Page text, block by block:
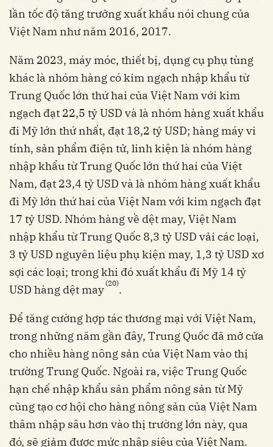
lần tốc độ tăng trưởng xuất khẩu nói chung của
Việt Nam như năm 2016, 2017.
Năm 2023, máy móc, thiết bị, dụng cụ phụ tùng
khác là nhóm hàng có kim ngạch nhập khẩu từ
Trung Quốc lớn thứ hai của Việt Nam với kim
ngạch đạt 22,5 tỷ USD và là nhóm hàng xuất khẩu
đi Mỹ lớn thứ nhất, đạt 18,2 tỷ USD; hàng máy vi
tính, sản phẩm điện tử, linh kiện là nhóm hàng
nhập khẩu từ Trung Quốc lớn thứ hai của Việt
Nam, đạt 23,4 tỷ USD và là nhóm hàng xuất khẩu
đi Mỹ lớn thứ hai của Việt Nam với kim ngạch đạt
17 tỷ USD. Nhóm hàng về dệt may, Việt Nam
nhập khẩu từ Trung Quốc 8,3 tỷ USD vải các loại,
3 tỷ USD nguyên liệu phụ kiện may, 1,3 tỷ USD xơ
sợi các loại; trong khi đó xuất khẩu đi Mỹ 14 tỷ
USD hàng dệt may(20).
Để tăng cường hợp tác thương mại với Việt Nam,
trong những năm gần đây, Trung Quốc đã mở cửa
cho nhiều hàng nông sản của Việt Nam vào thị
trường Trung Quốc. Ngoài ra, việc Trung Quốc
hạn chế nhập khẩu sản phẩm nông sản từ Mỹ
cũng tạo cơ hội cho hàng nông sản của Việt Nam
thâm nhập sâu hơn vào thị trường lớn này, qua
đó, sẽ giảm được mức nhập siêu của Việt Nam.